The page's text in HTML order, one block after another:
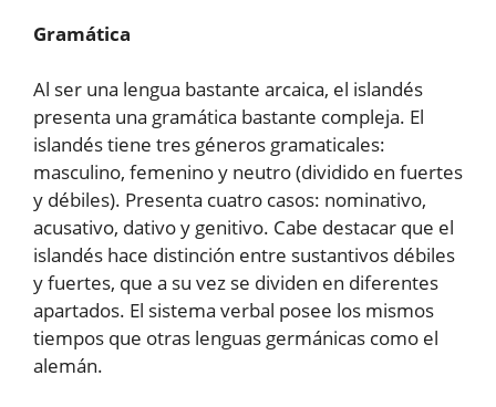
Gramática
Al ser una lengua bastante arcaica, el islandés
presenta una gramática bastante compleja. El
islandés tiene tres géneros gramaticales:
masculino, femenino y neutro (dividido en fuertes
y débiles). Presenta cuatro casos: nominativo,
acusativo, dativo y genitivo. Cabe destacar que el
islandés hace distinción entre sustantivos débiles
y fuertes, que a su vez se dividen en diferentes
apartados. El sistema verbal posee los mismos
tiempos que otras lenguas germánicas como el
alemán.